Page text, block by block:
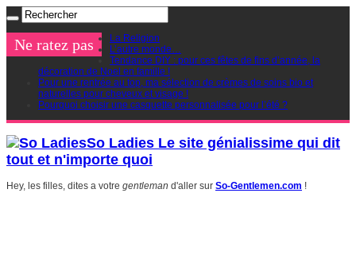
Ne ratez pas
La Religion
L’autre monde…
Tendance DIY : pour ces fêtes de fins d’année, la
décoration de Noel en famille !
Pour une rentrée au top, ma sélection de crèmes de soins bio et
naturelles pour cheveux et visage !
Pourquoi choisir une casquette personnalisée pour l’été ?
So Ladies Le site génialissime qui dit
tout et n'importe quoi
Hey, les filles, dites a votre gentleman d'aller sur So-Gentlemen.com !